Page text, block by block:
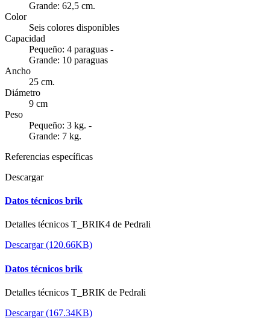
Grande: 62,5 cm.
Color
Seis colores disponibles
Capacidad
Pequeño: 4 paraguas -
Grande: 10 paraguas
Ancho
25 cm.
Diámetro
9 cm
Peso
Pequeño: 3 kg. -
Grande: 7 kg.
Referencias específicas
Descargar
Datos técnicos brik
Detalles técnicos T_BRIK4 de Pedrali
Descargar (120.66KB)
Datos técnicos brik
Detalles técnicos T_BRIK de Pedrali
Descargar (167.34KB)